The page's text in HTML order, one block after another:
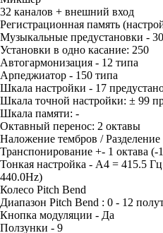
32 каналов + внешний вход
Регистрационная память
Музыкальные предустановки -
Установки в одно касание: 250
Автогармонизация - 12 типа
Арпеджиатор - 150 типа
Шкала настройки - 17
Шкала точной настройки: ± 99
Шкала памяти: -
Октавный перенос: 2 октавы
Наложение тембров /
Транспонирование +- 1 октава (-
Тонкая настройка - A4 = 415.5
440.0Hz)
Колесо Pitch Bend
Диапазон Pitch Bend : 0 - 12
Кнопка модуляции - Да
Ползунки - 9